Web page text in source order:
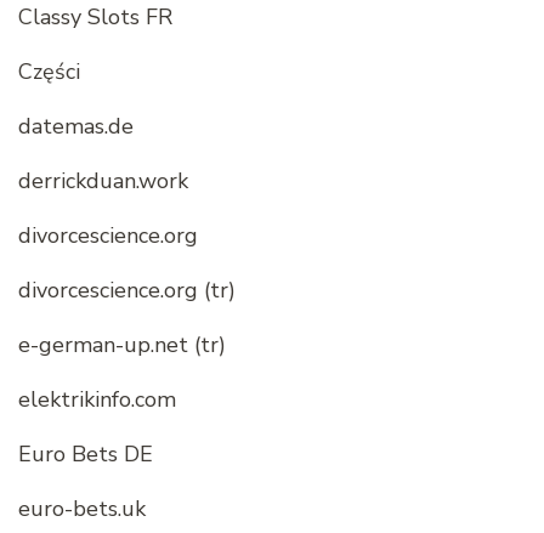
Classy Slots FR
Części
datemas.de
derrickduan.work
divorcescience.org
divorcescience.org (tr)
e-german-up.net (tr)
elektrikinfo.com
Euro Bets DE
euro-bets.uk